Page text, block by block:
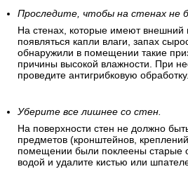
Проследите, чтобы на стенах не
На стенах, которые имеют внешний
появляться капли влаги, запах
обнаружили в помещении такие
причины высокой влажности. При
проведите антигрибковую обработку.
Уберите все лишнее со стен.
На поверхности стен не должно
предметов (кронштейнов,
помещении были поклеены старые
водой и удалите кистью или